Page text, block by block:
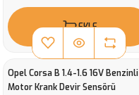
EKLE
Opel Corsa B 1.4-1.6 16V Benzinli
Motor Krank Devir Sensörü